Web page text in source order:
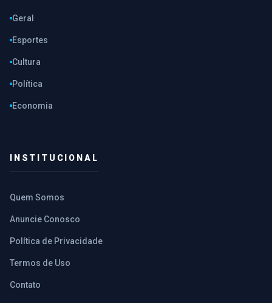
Geral
Esportes
Cultura
Política
Economia
INSTITUCIONAL
Quem Somos
Anuncie Conosco
Política de Privacidade
Termos de Uso
Contato